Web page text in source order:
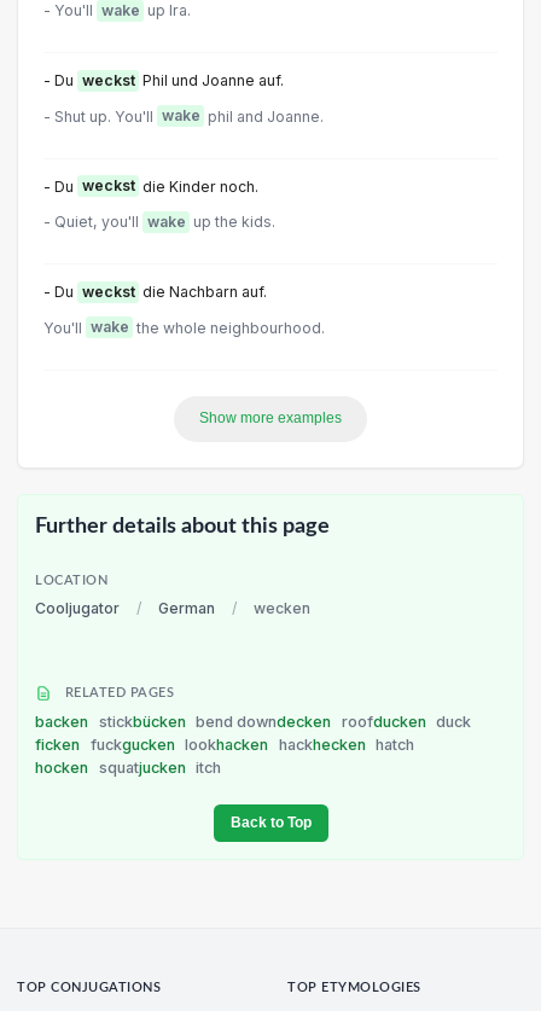
- You'll wake up Ira.
- Du weckst Phil und Joanne auf.
- Shut up. You'II wake phil and Joanne.
- Du weckst die Kinder noch.
- Quiet, you'll wake up the kids.
- Du weckst die Nachbarn auf.
You'll wake the whole neighbourhood.
Show more examples
Further details about this page
LOCATION
Cooljugator / German / wecken
RELATED PAGES
backen stickbücken bend downdecken roofducken
duck
ficken
fuckgucken lookhacken hackhecken
hatch
hocken
squatjucken itch
Back to Top
TOP CONJUGATIONS TOP ETYMOLOGIES